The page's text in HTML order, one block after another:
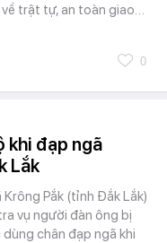
về trật tự, an toàn giao…
0
khi đạp ngã
Lắk
Krông Pắk (tỉnh Đắk Lắk)
vụ người đàn ông bị
chân đạp ngã khi